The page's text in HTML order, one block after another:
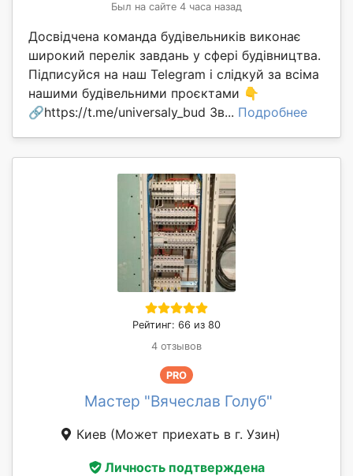
Был на сайте 4 часа назад
Досвідчена команда будівельників виконає
широкий перелік завдань у сфері будівництва.
Підписуйся на наш Telegram і слідкуй за всіма
нашими будівельними проєктами 👇
🔗https://t.me/universaly_bud Зв... Подробнее
Рейтинг: 66 из 80
4 отзывов
PRO
Мастер "Вячеслав Голуб"
Киев (Может приехать в г. Узин)
Личность подтверждена